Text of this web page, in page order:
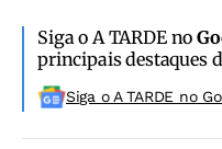
Siga o A TARDE no
principais destaques
Siga o A TARDE no